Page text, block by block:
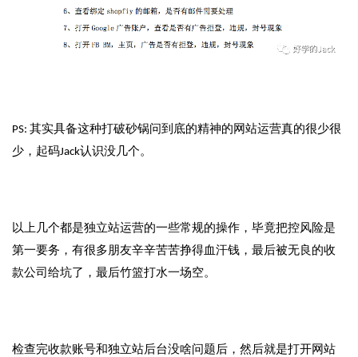
C
干
货
精
PS: 其实具备这种打破砂锅问到底的精神的网站运营真的很少很
少，起码Jack认识没几个。
以上几个都是独立站运营的一些常规的操作，毕竟把控风险是
第一要务，有很多朋友辛辛苦苦挣得血汗钱，最后被无良的收
款公司给坑了，最后竹篮打水一场空。
检查完收款账号和独立站后台没啥问题后，然后就是打开网站